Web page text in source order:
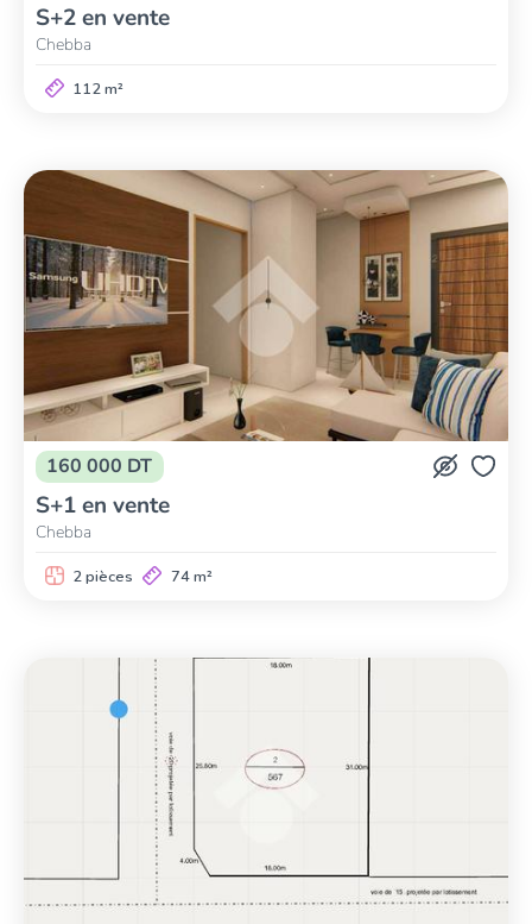
S+2 en vente
Chebba
112 m²
160 000 DT
S+1 en vente
Chebba
2 pièces 74 m²